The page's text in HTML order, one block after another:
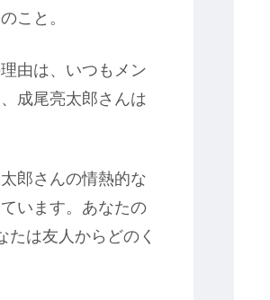
こと。
由は、いつもメン
成尾亮太郎さんは
郎さんの情熱的な
います。あなたの
は友人からどのく